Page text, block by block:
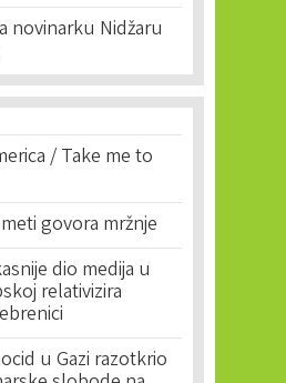
novinarku Nidžaru
/ Take me to
govora mržnje
dio medija u
relativizira
u Gazi razotkrio